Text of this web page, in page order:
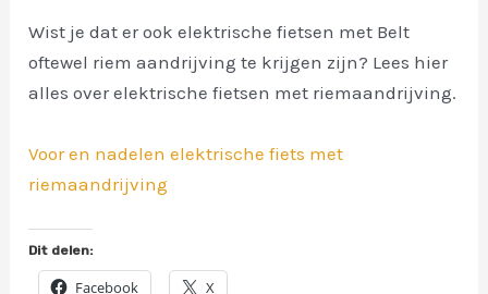
Wist je dat er ook elektrische fietsen met Belt
oftewel riem aandrijving te krijgen zijn? Lees hier
alles over elektrische fietsen met riemaandrijving.
Voor en nadelen elektrische fiets met
riemaandrijving
Dit delen:
Facebook X